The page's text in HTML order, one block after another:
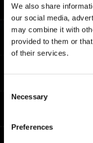
We also share
our social media,
may combine it with
provided to them or
of their services.
Selection
Necessary
Preferences
todas as
Tempo de
de Mestre
Tempo de